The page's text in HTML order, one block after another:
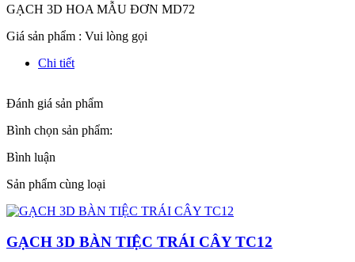
GẠCH 3D HOA MẪU ĐƠN MD72
Giá sản phẩm : Vui lòng gọi
Chi tiết
Đánh giá sản phẩm
Bình chọn sản phẩm:
Bình luận
Sản phẩm cùng loại
GẠCH 3D BÀN TIỆC TRÁI CÂY TC12